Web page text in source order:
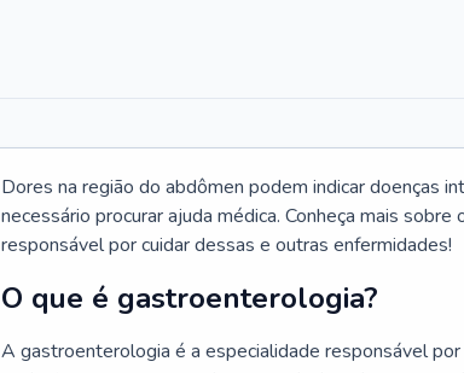
Dores na região do abdômen podem indicar doenças
necessário procurar ajuda médica. Conheça mais
responsável por cuidar dessas e outras enfermidades!
O que é gastroenterologia?
A gastroenterologia é a especialidade responsável